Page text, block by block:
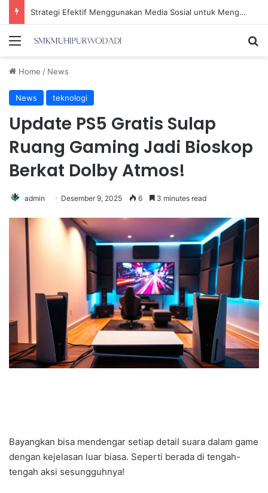
Strategi Efektif Menggunakan Media Sosial untuk Menghemat Waktu Berharga Anda
Menu
Home / News
News teknologi
Update PS5 Gratis Sulap
Ruang Gaming Jadi Bioskop
Berkat Dolby Atmos!
admin Desember 9, 2025 6 3 minutes read
Bayangkan bisa mendengar setiap detail suara dalam game
dengan kejelasan luar biasa. Seperti berada di tengah-
tengah aksi sesungguhnya!